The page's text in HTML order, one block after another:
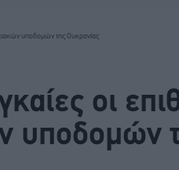
ΟΙΚΟΝΟΜΙΑ ΑΚΙΝΗΤΑ
υποδομών της Ουκρανίας
οι
υποδομών